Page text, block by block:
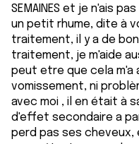
SEMAINES et je n'ais
un petit rhume, dite à
traitement, il y a de
traitement, je m'aide
peut etre que cela m'a
vomissement, ni
avec moi , il en était à
d'effet secondaire a
perd pas ses cheveux,